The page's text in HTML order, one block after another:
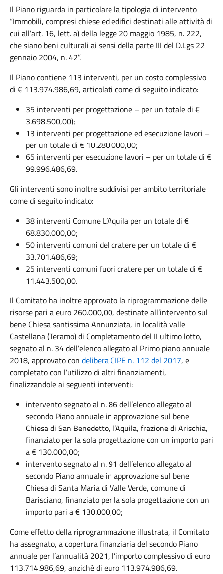
Il Piano riguarda in particolare la tipologia di intervento
“Immobili, compresi chiese ed edifici destinati alle attività di
cui all’art. 16, lett. a) della legge 20 maggio 1985, n. 222,
che siano beni culturali ai sensi della parte III del D.Lgs 22
gennaio 2004, n. 42”.
Il Piano contiene 113 interventi, per un costo complessivo
di € 113.974.986,69, articolati come di seguito indicato:
35 interventi per progettazione – per un totale di €
3.698.500,00);
13 interventi per progettazione ed esecuzione lavori –
per un totale di € 10.280.000,00;
65 interventi per esecuzione lavori – per un totale di €
99.996.486,69.
Gli interventi sono inoltre suddivisi per ambito territoriale
come di seguito indicato:
38 interventi Comune L’Aquila per un totale di €
68.830.000,00;
50 interventi comuni del cratere per un totale di €
33.701.486,69;
25 interventi comuni fuori cratere per un totale di €
11.443.500,00.
Il Comitato ha inoltre approvato la riprogrammazione delle
risorse pari a euro 260.000,00, destinate all’intervento sul
bene Chiesa santissima Annunziata, in località valle
Castellana (Teramo) di Completamento del II ultimo lotto,
segnato al n. 34 dell’elenco allegato al Primo piano annuale
2018, approvato con delibera CIPE n. 112 del 2017, e
completato con l’utilizzo di altri finanziamenti,
finalizzandole ai seguenti interventi:
intervento segnato al n. 86 dell’elenco allegato al
secondo Piano annuale in approvazione sul bene
Chiesa di San Benedetto, l’Aquila, frazione di Arischia,
finanziato per la sola progettazione con un importo pari
a € 130.000,00;
intervento segnato al n. 91 dell’elenco allegato al
secondo Piano annuale in approvazione sul bene
Chiesa di Santa Maria di Valle Verde, comune di
Barisciano, finanziato per la sola progettazione con un
importo pari a € 130.000,00;
Come effetto della riprogrammazione illustrata, il Comitato
ha assegnato, a copertura finanziaria del secondo Piano
annuale per l’annualità 2021, l’importo complessivo di euro
113.714.986,69, anziché di euro 113.974.986,69.